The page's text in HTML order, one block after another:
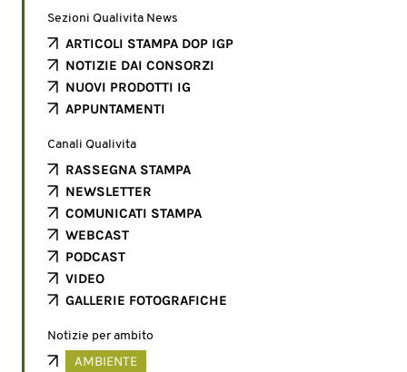
Sezioni Qualivita News
ARTICOLI STAMPA DOP IGP
NOTIZIE DAI CONSORZI
NUOVI PRODOTTI IG
APPUNTAMENTI
Canali Qualivita
RASSEGNA STAMPA
NEWSLETTER
COMUNICATI STAMPA
WEBCAST
PODCAST
VIDEO
GALLERIE FOTOGRAFICHE
Notizie per ambito
AMBIENTE